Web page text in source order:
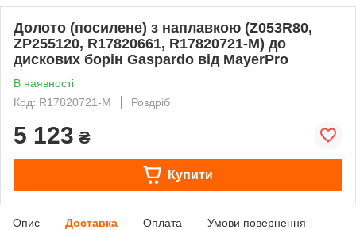
Долото (посилене) з наплавкою (Z053R80,
ZP255120, R17820661, R17820721-M) до
дискових борін Gaspardo від MayerPro
В наявності
Код: R17820721-M
Роздріб
5 123 ₴
Купити
Опис Доставка Оплата Умови повернення